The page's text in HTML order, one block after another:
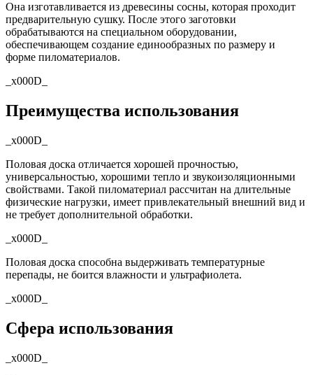
Она изготавливается из древесины сосны, которая проходит
предварительную сушку. После этого заготовки
обрабатываются на специальном оборудовании,
обеспечивающем создание единообразных по размеру и
форме пиломатериалов.
_x000D_
Преимущества использования
_x000D_
Половая доска отличается хорошей прочностью,
универсальностью, хорошими тепло и звукоизоляционными
свойствами. Такой пиломатериал рассчитан на длительные
физические нагрузки, имеет привлекательный внешний вид и
не требует дополнительной обработки.
_x000D_
Половая доска способна выдерживать температурные
перепады, не боится влажности и ультрафиолета.
_x000D_
Сфера использования
_x000D_